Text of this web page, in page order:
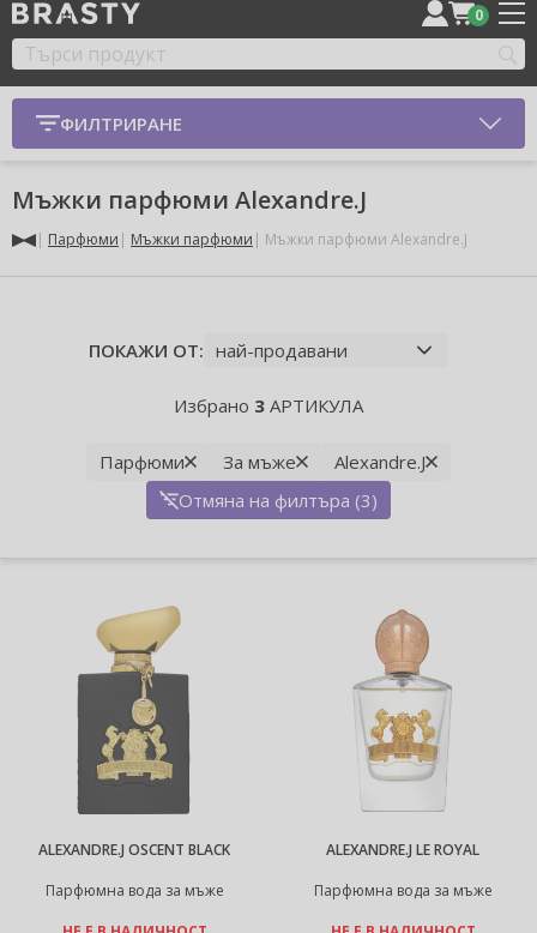
0
ФИЛТРИРАНЕ
Мъжки парфюми Alexandre.J
Парфюми Мъжки парфюми Мъжки парфюми Alexandre.J
ПОКАЖИ ОТ:
Избрано 3 АРТИКУЛА
Парфюми За мъже
Alexandre.J
Отмяна на филтъра (3)
ALEXANDRE.J OSCENT BLACK
Парфюмна вода за мъже
ALEXANDRE.J LE ROYAL
Парфюмна вода за мъже